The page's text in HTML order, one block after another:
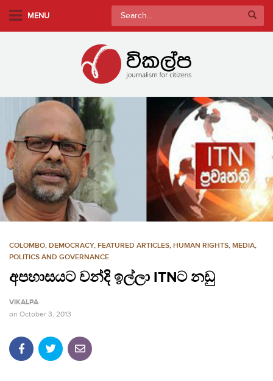
m
n
t
e
MENU
Search
for:
COLOMBO, DEMOCRACY, FEATURED ARTICLES, HUMAN RIGHTS, MEDIA,
POLITICS AND GOVERNANCE
අපහාසයට වන්දි ඉල්ලා ITNට නඩු
VIKALPA
on October 3, 2013